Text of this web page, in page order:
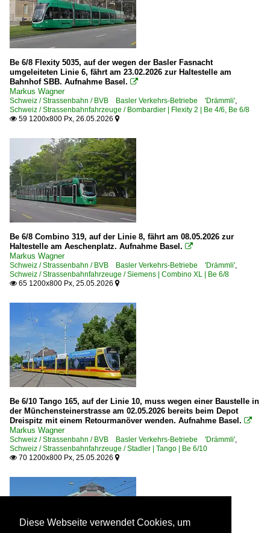
Be 6/8 Flexity 5035, auf der wegen der Basler Fasnacht
umgeleiteten Linie 6, fährt am 23.02.2026 zur Haltestelle am
Bahnhof SBB. Aufnahme Basel. 
Markus Wagner
Schweiz / Strassenbahn / BVB Basler Verkehrs-Betriebe 'Drämmli'
Schweiz / Strassenbahnfahrzeuge / Bombardier | Flexity 2 | Be 4/6, Be 6/8
 59 1200x800 Px, 26.05.2026 
Be 6/8 Combino 319, auf der Linie 8, fährt am 08.05.2026 zur
Haltestelle am Aeschenplatz. Aufnahme Basel. 
Markus Wagner
Schweiz / Strassenbahn / BVB Basler Verkehrs-Betriebe 'Drämmli'
Schweiz / Strassenbahnfahrzeuge / Siemens | Combino XL | Be 6/8
 65 1200x800 Px, 25.05.2026 
Be 6/10 Tango 165, auf der Linie 10, muss wegen einer Baustelle in
der Münchensteinerstrasse am 02.05.2026 bereits beim Depot
Dreispitz mit einem Retourmanöver wenden. Aufnahme Basel. 
Markus Wagner
Schweiz / Strassenbahn / BVB Basler Verkehrs-Betriebe 'Drämmli'
Schweiz / Strassenbahnfahrzeuge / Stadler | Tango | Be 6/10
 70 1200x800 Px, 25.05.2026 
Diese Webseite verwendet Cookies, um